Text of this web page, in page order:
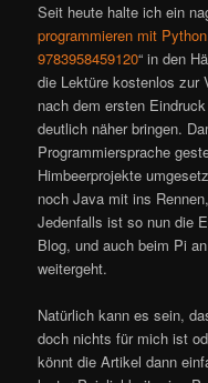
Seit heute halte ich ein
programmieren mit
9783958459120“ in den
die Lektüre kostenlos zur
nach dem ersten
deutlich näher bringen.
Programmiersprache
Himbeerprojekte
noch Java mit ins
Jedenfalls ist so nun die
Blog, und auch beim Pi
weitergeht.
Natürlich kann es sein,
doch nichts für mich ist
könnt die Artikel dann